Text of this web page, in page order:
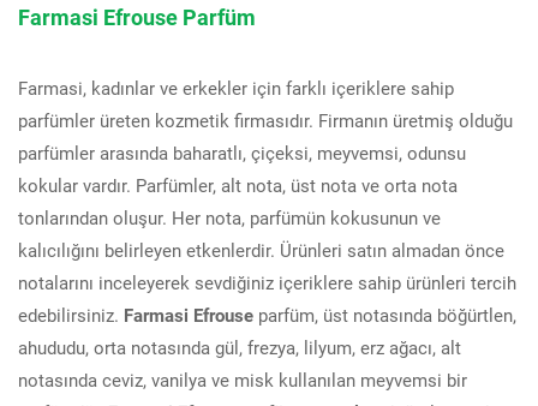
Farmasi Efrouse Parfüm
Farmasi, kadınlar ve erkekler için farklı içeriklere sahip
parfümler üreten kozmetik firmasıdır. Firmanın üretmiş olduğu
parfümler arasında baharatlı, çiçeksi, meyvemsi, odunsu
kokular vardır. Parfümler, alt nota, üst nota ve orta nota
tonlarından oluşur. Her nota, parfümün kokusunun ve
kalıcılığını belirleyen etkenlerdir. Ürünleri satın almadan önce
notalarını inceleyerek sevdiğiniz içeriklere sahip ürünleri tercih
edebilirsiniz. Farmasi Efrouse parfüm, üst notasında böğürtlen,
ahududu, orta notasında gül, frezya, lilyum, erz ağacı, alt
notasında ceviz, vanilya ve misk kullanılan meyvemsi bir